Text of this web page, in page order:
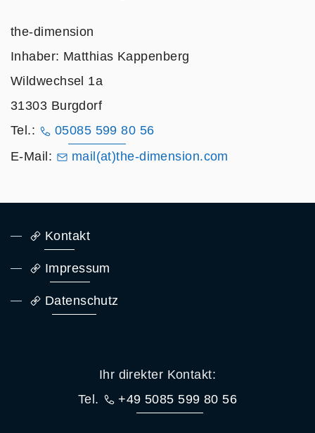
the-dimension
Inhaber: Matthias Kappenberg
Wildwechsel 1a
31303 Burgdorf
Tel.:
05085 599 80 56
E-Mail:
mail(at)the-dimension.com
Kontakt
Impressum
Datenschutz
Ihr direkter Kontakt:
Tel.
+49 5085 599 80 56